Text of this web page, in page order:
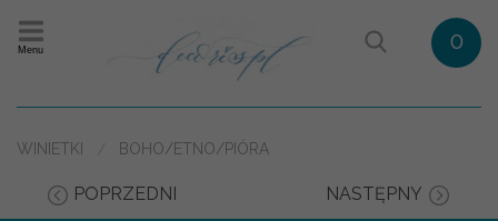
Menu 0
WINIETKI BOHO/ETNO/PIÓRA
POPRZEDNI NASTĘPNY